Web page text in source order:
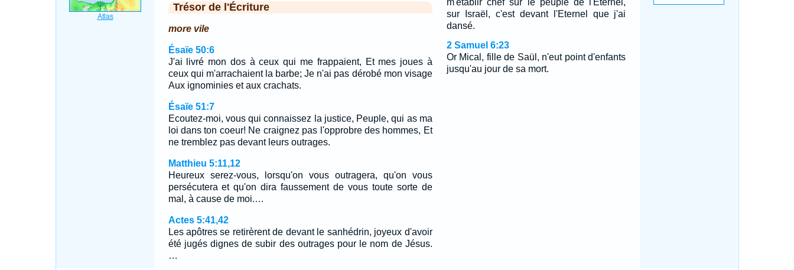
Trésor de l'Écriture
more vile
Ésaïe 50:6
J'ai livré mon dos à ceux qui me frappaient, Et mes joues à
ceux qui m'arrachaient la barbe; Je n'ai pas dérobé mon visage
Aux ignominies et aux crachats.
Ésaïe 51:7
Ecoutez-moi, vous qui connaissez la justice, Peuple, qui as ma
loi dans ton coeur! Ne craignez pas l'opprobre des hommes, Et
ne tremblez pas devant leurs outrages.
Matthieu 5:11,12
Heureux serez-vous, lorsqu'on vous outragera, qu'on vous
persécutera et qu'on dira faussement de vous toute sorte de
mal, à cause de moi.…
Actes 5:41,42
Les apôtres se retirèrent de devant le sanhédrin, joyeux d'avoir
été jugés dignes de subir des outrages pour le nom de Jésus.
…
m'établir chef sur le peuple de l'Eternel,
sur Israël, c'est devant l'Eternel que j'ai
dansé.
2 Samuel 6:23
Or Mical, fille de Saül, n'eut point d'enfants
jusqu'au jour de sa mort.